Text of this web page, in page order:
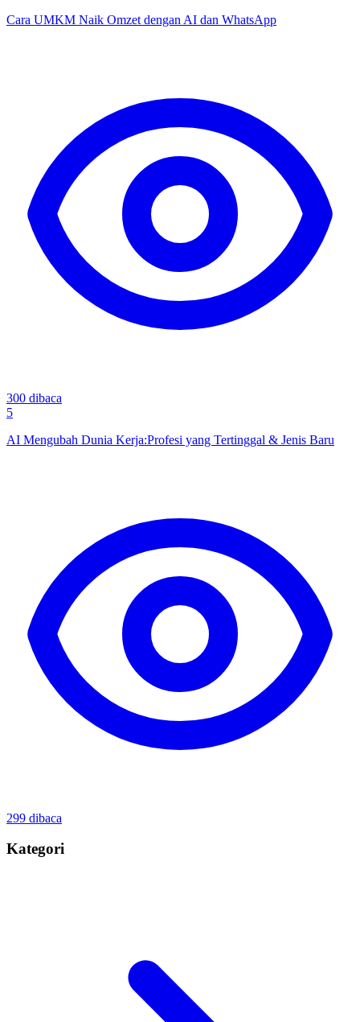
Cara UMKM Naik Omzet dengan AI dan WhatsApp
300 dibaca
5
AI Mengubah Dunia Kerja:Profesi yang Tertinggal & Jenis Baru
299 dibaca
Kategori